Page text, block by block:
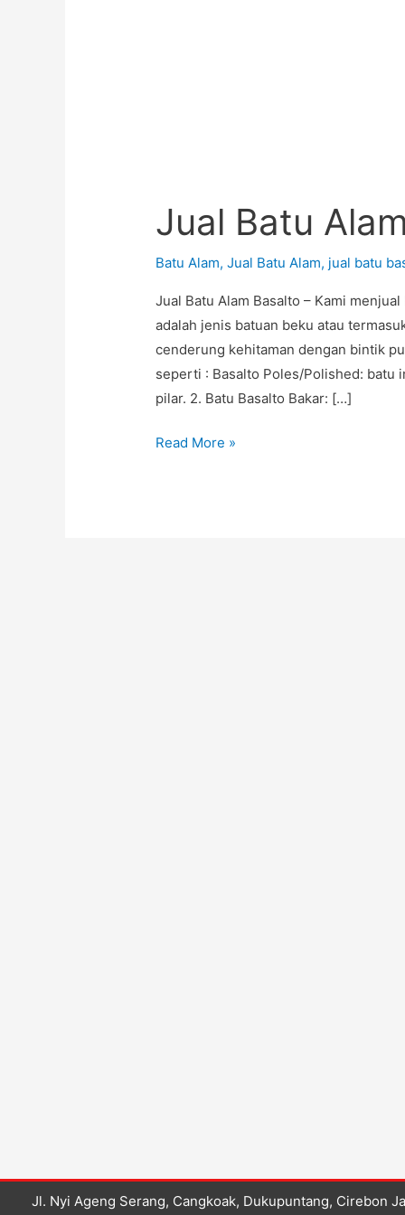
Jual Batu
Batu Alam,Jual Batu Alam, jual batu
Jual Batu Alam Basalto – Kami
adalah jenis batuan beku atau
cenderung kehitaman dengan bintik
seperti : Basalto Poles/Polished: batu
pilar. 2. Batu Basalto Bakar: […]
Read More »
Jl. Nyi Ageng Serang, Cangkoak, Dukupuntang, Cirebon